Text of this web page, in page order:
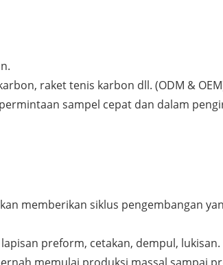
raket tenis karbon dll. (ODM &
sampel cepat dan dalam
memberikan siklus pengembangan
preform, cetakan, dempul, lukisan.